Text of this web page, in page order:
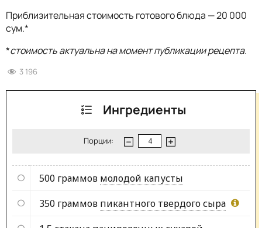
Приблизительная стоимость готового блюда — 20 000
сум.*
*стоимость актуальна на момент публикации рецепта.
3 196
Ингредиенты
Порции:
500 граммов молодой капусты
350 граммов пикантного твердого сыра